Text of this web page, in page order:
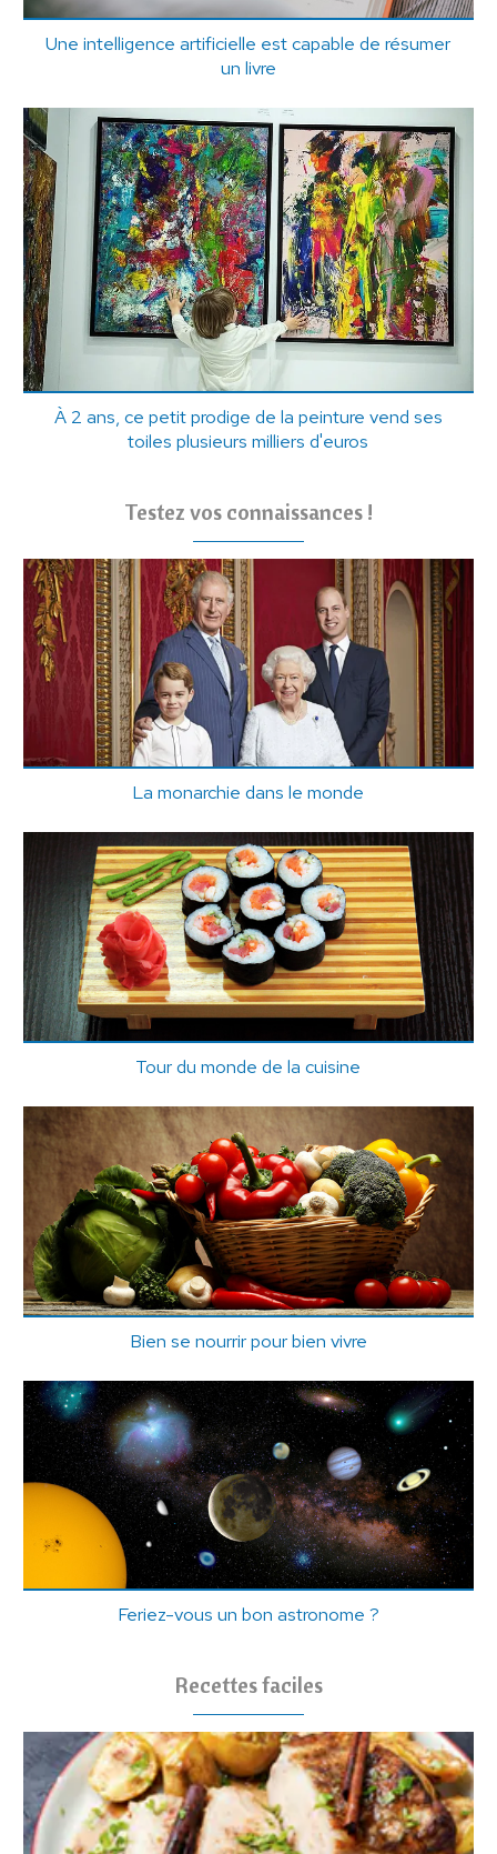
Une intelligence artificielle est capable de résumer
un livre
À 2 ans, ce petit prodige de la peinture vend ses
toiles plusieurs milliers d'euros
Testez vos connaissances !
La monarchie dans le monde
Tour du monde de la cuisine
Bien se nourrir pour bien vivre
Feriez-vous un bon astronome ?
Recettes faciles